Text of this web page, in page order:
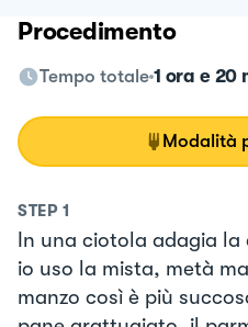
Procedimento
Tempo totale 1 ora e 20
Modalità
STEP 1
In una ciotola adagia la
io uso la mista, metà
manzo così è più